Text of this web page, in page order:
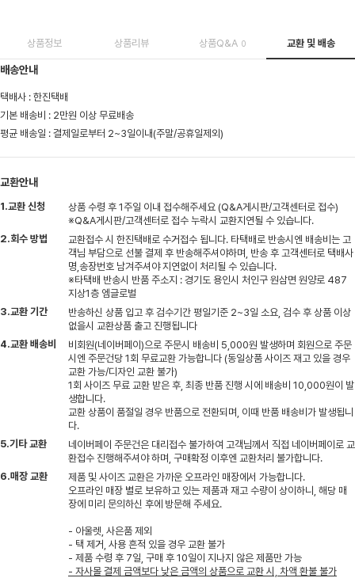
상품정보 상품리뷰 상품Q&A 0 교환 및 배송
배송안내
택배사 : 한진택배
기본 배송비 : 2만원 이상 무료배송
평균 배송일 : 결제일로부터 2~3일이내(주말/공휴일제외)
교환안내
1.교환 신청
상품 수령 후 1주일 이내 접수해주세요 (Q&A게시판/고객센터로 접수)
※Q&A게시판/고객센터로 접수 누락시 교환지연될 수 있습니다.
2.회수 방법
교환접수 시 한진택배로 수거접수 됩니다. 타택배로 반송시엔 배송비는 고
객님 부담으로 선불 결제 후 반송해주셔야하며, 반송 후 고객센터로 택배사
명,송장번호 남겨주셔야 지연없이 처리될 수 있습니다.
※타택배 반송시 반품 주소지 : 경기도 용인시 처인구 원삼면 원양로 487
지상1층 엠글로벌
3.교환 기간
반송하신 상품 입고 후 검수기간 평일기준 2~3일 소요, 검수 후 상품 이상
없을시 교환상품 출고 진행됩니다
4.교환 배송비
비회원(네이버페이)으로 주문시 배송비 5,000원 발생하며 회원으로 주문
시엔 주문건당 1회 무료교환 가능합니다 (동일상품 사이즈 재고 있을 경우
교환 가능/디자인 교환 불가)
1회 사이즈 무료 교환 받은 후, 최종 반품 진행 시에 배송비 10,000원이 발
생합니다.
교환 상품이 품절일 경우 반품으로 전환되며, 이때 반품 배송비가 발생됩니
다.
5.기타 교환
네이버페이 주문건은 대리접수 불가하여 고객님께서 직접 네이버페이로 교
환접수 진행해주셔야 하며, 구매확정 이후엔 교환처리 불가합니다.
6.매장 교환
제품 및 사이즈 교환은 가까운 오프라인 매장에서 가능합니다.
오프라인 매장 별로 보유하고 있는 제품과 재고 수량이 상이하니, 해당 매
장에 미리 문의하신 후에 방문해 주세요.
- 아울렛, 사은품 제외
- 택 제거, 사용 흔적 있을 경우 교환 불가
- 제품 수령 후 7일, 구매 후 10일이 지나지 않은 제품만 가능
- 자사몰 결제 금액보다 낮은 금액의 상품으로 교환 시, 차액 환불 불가